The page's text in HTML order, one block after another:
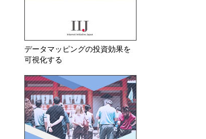
2026年 7月 23日
韓国 安全管理措置の不備及び不
2026年 8月 3日
EU AI法が施行
データマッピングの投資効果を
可視化する